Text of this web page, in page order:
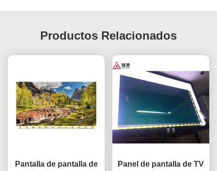
Productos Relacionados
Pantalla de pantalla de
Panel de pantalla de TV